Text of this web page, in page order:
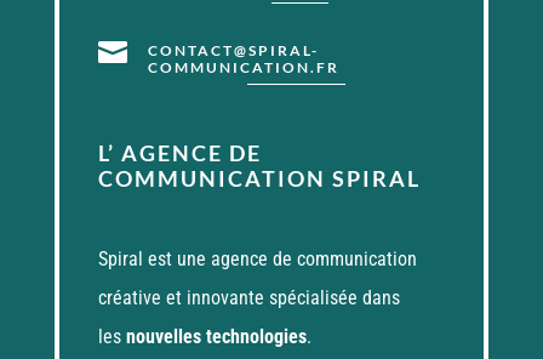

CONTACT@SPIRAL-
COMMUNICATION.FR
L’ AGENCE DE
COMMUNICATION SPIRAL
Spiral est une agence de communication
créative et innovante spécialisée dans
les nouvelles technologies.